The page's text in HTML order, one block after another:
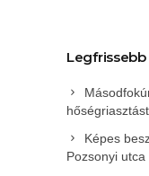
hőségriasztást
Képes
Pozsonyi utca